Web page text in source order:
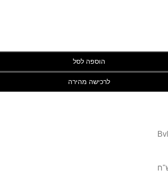
הוספה לסל
לרכישה מהירה